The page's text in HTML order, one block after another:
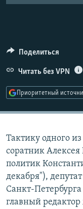
Поделиться
Читать без VPN
Приоритетный
Тактику одного
соратник
политик
декабря"),
Санкт-
главный